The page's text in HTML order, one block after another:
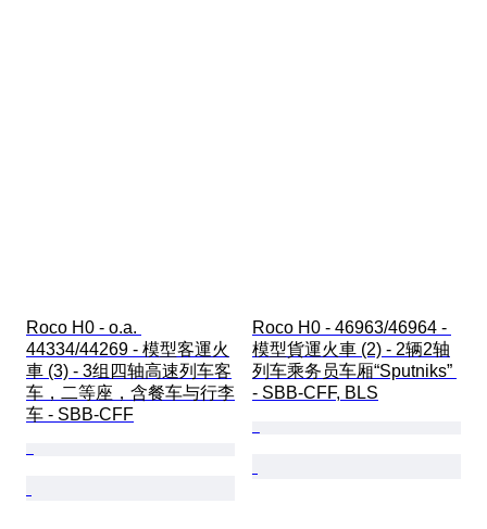
Roco H0 - o.a.
44334/44269 - 模型客運火
車 (3) - 3组四轴高速列车客
车，二等座，含餐车与行李
车 - SBB-CFF
Roco H0 - 46963/46964 -
模型貨運火車 (2) - 2辆2轴
列车乘务员车厢“Sputniks”
- SBB-CFF, BLS